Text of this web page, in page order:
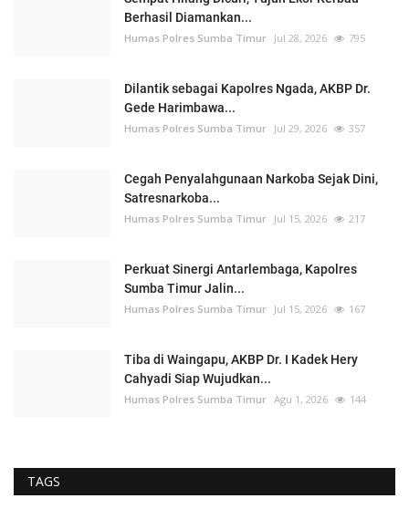
Berhasil Diamankan...
Humas Polres Sumba Timur Jul 28, 2026 795
Dilantik sebagai Kapolres Ngada, AKBP Dr.
Gede Harimbawa...
Humas Polres Sumba Timur Jul 29, 2026 357
Cegah Penyalahgunaan Narkoba Sejak Dini,
Satresnarkoba...
Humas Polres Sumba Timur Jul 15, 2026 217
Perkuat Sinergi Antarlembaga, Kapolres
Sumba Timur Jalin...
Humas Polres Sumba Timur Jul 15, 2026 167
Tiba di Waingapu, AKBP Dr. I Kadek Hery
Cahyadi Siap Wujudkan...
Humas Polres Sumba Timur Agu 1, 2026 144
TAGS